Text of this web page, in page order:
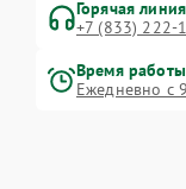
Горячая линия
+7 (833) 222-
Время работы
Ежедневно с